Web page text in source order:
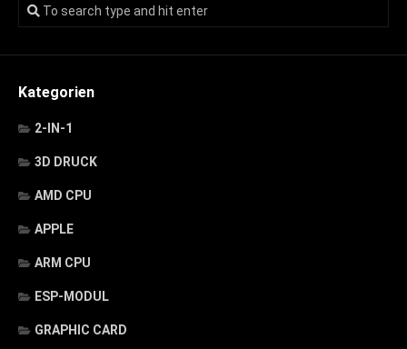
Kategorien
2-IN-1
3D DRUCK
AMD CPU
APPLE
ARM CPU
ESP-MODUL
GRAPHIC CARD